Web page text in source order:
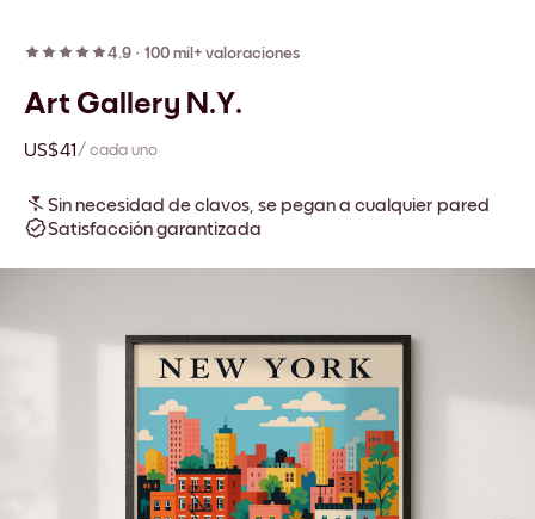
4.9 · 100 mil+ valoraciones
Art Gallery N.Y.
US$41 / cada uno
Sin necesidad de clavos, se pegan a cualquier pared
Satisfacción garantizada